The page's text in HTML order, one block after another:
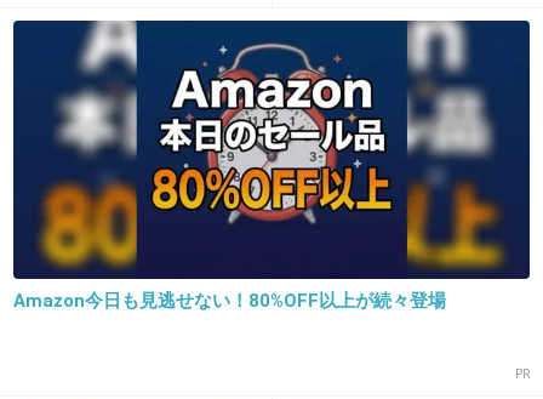
屋外観戦の人にそれを無料で配れば
+34
20. 匿名2015/07/20(月) 15:41:14
節電なんかいいから！お金払うから冷房効かし
て！って思うことが多いです笑
節電ムードのせいかどこもかしこも暑すぎ。
店内は外から入ったときにサッと汗が引くよう
Amazon今日も見逃せない！80%OFF以上が続々登場
PR